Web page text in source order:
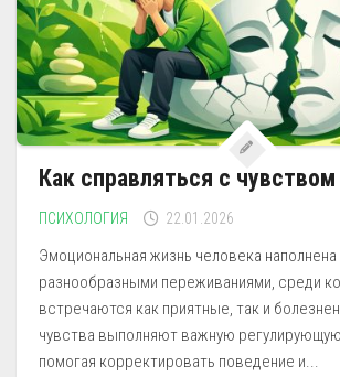
Как справляться с
ПСИХОЛОГИЯ 22.01.2026
Эмоциональная жизнь человека наполнена
разнообразными переживаниями, среди
встречаются как приятные, так и
чувства выполняют важную
помогая корректировать поведение и...